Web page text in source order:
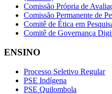
Comissão Própria de
Comissão Permanente de
Comitê de Ética em
Comitê de Governança
ENSINO
Processo Seletivo Regular
PSE Indígena
PSE Quilombola